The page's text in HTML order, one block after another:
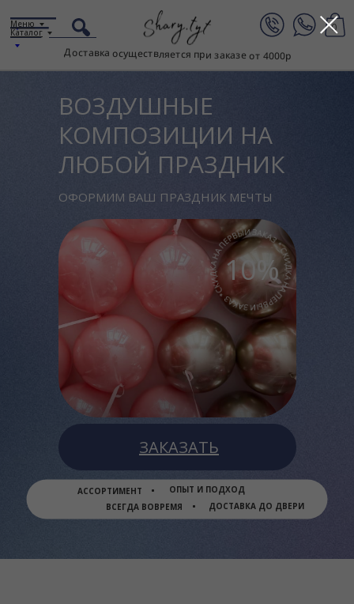
Доставка осуществляется при заказе от 4000р
0
Каталог
Меню
ВОЗДУШНЫЕ
КОМПОЗИЦИИ НА
ЛЮБОЙ ПРАЗДНИК
ОФОРМИМ ВАШ ПРАЗДНИК МЕЧТЫ
10%
АССОРТИМЕНТ
ОПЫТ И ПОДХОД
ВСЕГДА ВОВРЕМЯ
ДОСТАВКА ДО ДВЕРИ
ЗАКАЗАТЬ